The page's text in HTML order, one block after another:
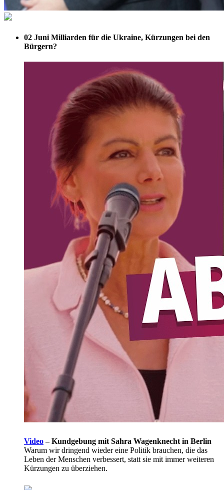
02 Juni Milliarden für die Ukraine, Kürzungen bei den
Bürgern?
Video– Kundgebung mit Sahra Wagenknecht in Berlin
Warum wir dringend wieder eine Politik brauchen, die das
Leben der Menschen verbessert, statt sie mit immer weiteren
Kürzungen zu überziehen.